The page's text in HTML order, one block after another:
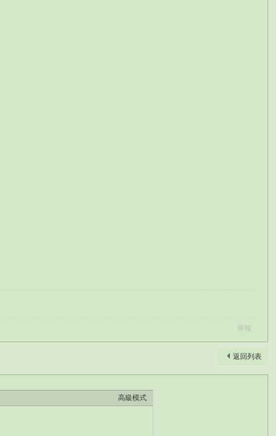
舉報
返回列表
高級模式